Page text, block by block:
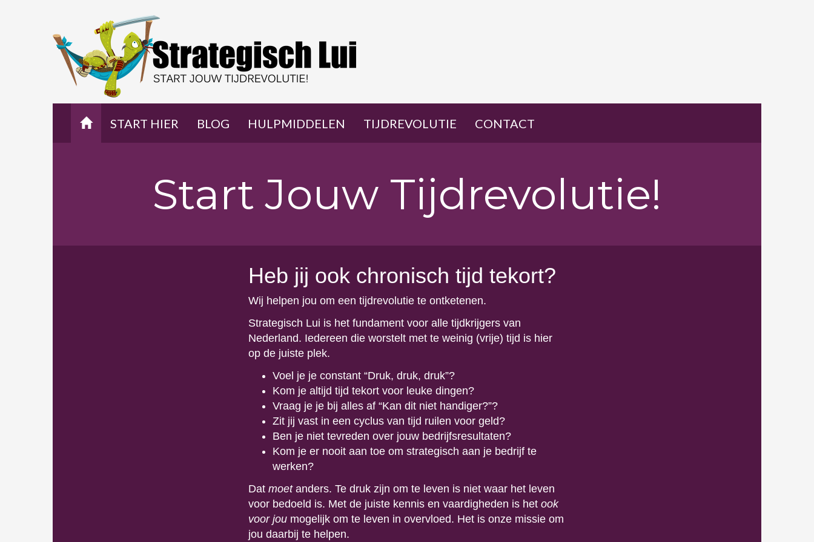
START HIER BLOG HULPMIDDELEN TIJDREVOLUTIE CONTACT
Start Jouw Tijdrevolutie!
Heb jij ook chronisch tijd tekort?
Wij helpen jou om een tijdrevolutie te ontketenen.
Strategisch Lui is het fundament voor alle tijdkrijgers van
Nederland. Iedereen die worstelt met te weinig (vrije) tijd is hier
op de juiste plek.
Voel je je constant “Druk, druk, druk”?
Kom je altijd tijd tekort voor leuke dingen?
Vraag je je bij alles af “Kan dit niet handiger?”?
Zit jij vast in een cyclus van tijd ruilen voor geld?
Ben je niet tevreden over jouw bedrijfsresultaten?
Kom je er nooit aan toe om strategisch aan je bedrijf te
werken?
Dat moetanders. Te druk zijn om te leven is niet waar het leven
voor bedoeld is. Met de juiste kennis en vaardigheden is het ook
voor joumogelijk om te leven in overvloed. Het is onze missie om
jou daarbij te helpen.